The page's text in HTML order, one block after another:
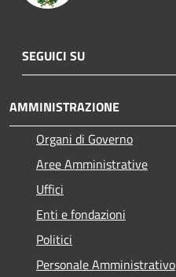
SEGUICI SU
AMMINISTRAZIONE
Organi di Governo
Aree Amministrative
Uffici
Enti e fondazioni
Politici
Personale Amministrativo